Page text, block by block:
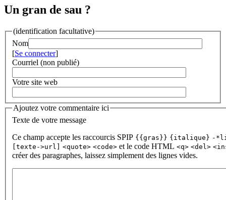
Un gran de sau ?
(identification facultative)
Nom
[Se connecter]
Courriel (non publié)
Votre site web
Ajoutez votre commentaire ici
Texte de votre message
Ce champ accepte les raccourcis SPIP {{gras}} {italique} -
[texte->url] <quote> <code> et le code HTML <q> <del>
créer des paragraphes, laissez simplement des lignes vides.